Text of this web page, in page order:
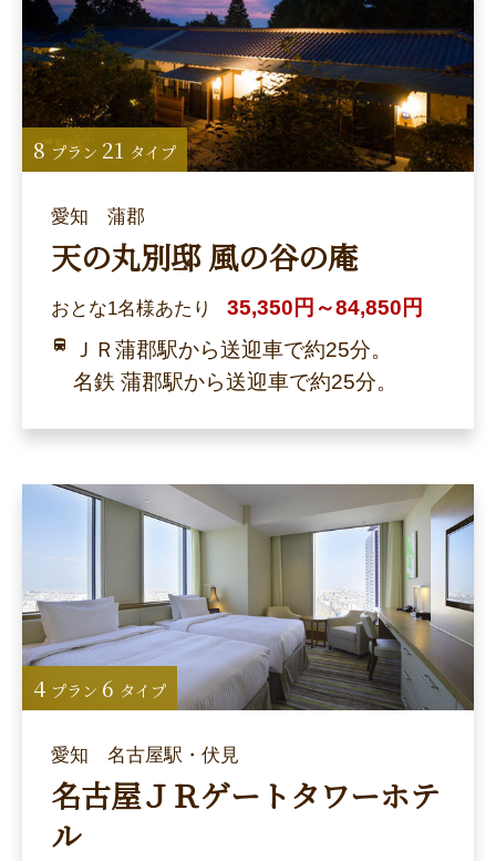
愛知 蒲郡
天の丸別邸 風の谷の庵
おとな1名様あたり
35,350円～84,850円
ＪＲ蒲郡駅から送迎車で約25分。
名鉄 蒲郡駅から送迎車で約25分。
8 プラン 21 タイプ
愛知 名古屋駅・伏見
名古屋ＪＲゲートタワーホテ
ル
4 プラン 6 タイプ